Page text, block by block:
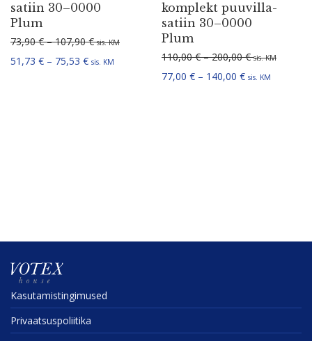
satiin 30–0000
Plum
73,90€ – 107,90€Hinnavahemik: 73,90 € kuni 107,90 €
sis. KM
51,73 € – 75,53 €Hinnavahemik: 51,73 € kuni 75,53 €
sis. KM
komplekt puuvil­la­
satiin 30–0000
Plum
110,00€ – 200,00€ sis. KM
77,00 € – 140,00 € sis. KM
Kasuta­mis­tin­gi­mused
Privaat­sus­po­liitika